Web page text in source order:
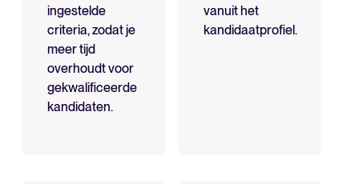
ingestelde
criteria, zodat je
meer tijd
overhoudt voor
gekwalificeerde
kandidaten.
vanuit het
kandidaatprofiel.